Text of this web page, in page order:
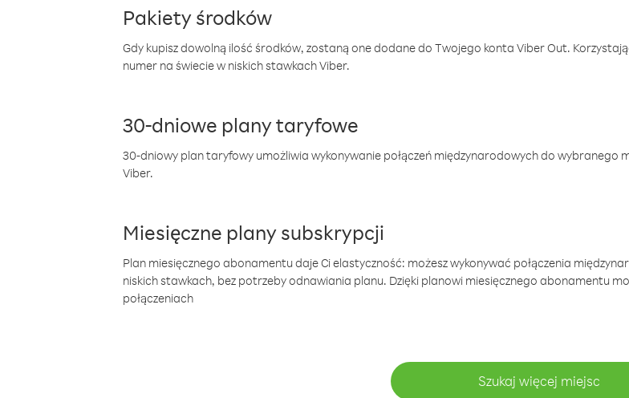
Pakiety środków
Gdy kupisz dowolną ilość środków, zostaną one dodane do Twojego konta Viber Out.
numer na świecie w niskich stawkach Viber.
30-dniowe plany taryfowe
30-dniowy plan taryfowy umożliwia wykonywanie połączeń międzynarodowych do wybranego
Viber.
Miesięczne plany subskrypcji
Plan miesięcznego abonamentu daje Ci elastyczność: możesz wykonywać połączenia
niskich stawkach, bez potrzeby odnawiania planu. Dzięki planowi miesięcznego abonamentu
połączeniach
Szukaj więcej miejsc